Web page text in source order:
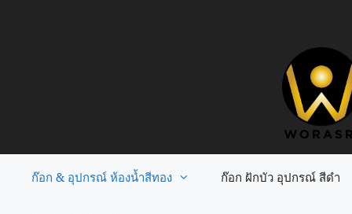
ก๊อก & อุปกรณ์ ห้องน้ำสีทอง ก๊อก ฝักบัว อุปกรณ์ สีดำ